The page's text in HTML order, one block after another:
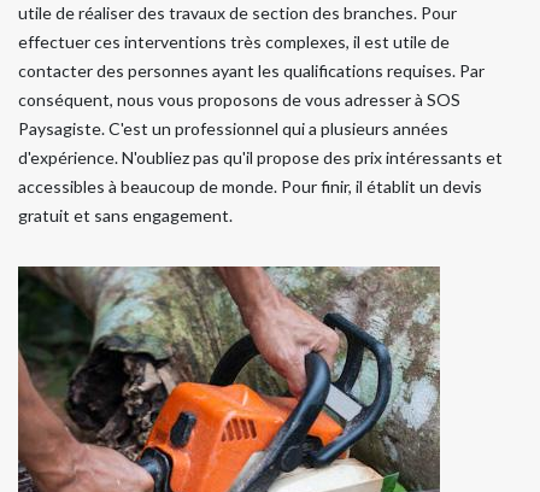
utile de réaliser des travaux de section des branches. Pour
effectuer ces interventions très complexes, il est utile de
contacter des personnes ayant les qualifications requises. Par
conséquent, nous vous proposons de vous adresser à SOS
Paysagiste. C'est un professionnel qui a plusieurs années
d'expérience. N'oubliez pas qu'il propose des prix intéressants et
accessibles à beaucoup de monde. Pour finir, il établit un devis
gratuit et sans engagement.